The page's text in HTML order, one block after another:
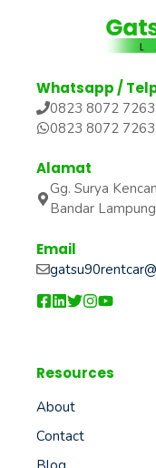
Whatsapp /
0823 8072 7263
0823 8072 7263
Alamat
Gg. Surya
Bandar
Email
Resources
About
Contact